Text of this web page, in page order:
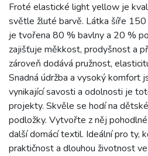
Froté elastické light yellow je
světle žluté barvě. Látka šíře
je tvořena 80 % bavlny a 20 %
zajišťuje měkkost, prodyšnost a
zároveň dodává pružnost,
Snadná údržba a vysoký komfort
vynikající savosti a odolnosti je
projekty. Skvěle se hodí na
podložky. Vytvořte z něj pohodlné
další domácí textil. Ideální pro ty,
praktičnost a dlouhou životnost